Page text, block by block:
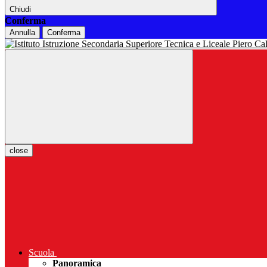
Chiudi
Conferma
Annulla Conferma
close
Scuola
Panoramica